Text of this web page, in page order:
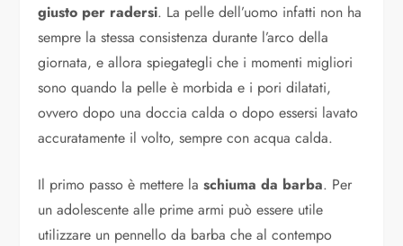
giusto per radersi. La pelle dell’uomo infatti non ha
sempre la stessa consistenza durante l’arco della
giornata, e allora spiegategli che i momenti migliori
sono quando la pelle è morbida e i pori dilatati,
ovvero dopo una doccia calda o dopo essersi lavato
accuratamente il volto, sempre con acqua calda.
Il primo passo è mettere la schiuma da barba. Per
un adolescente alle prime armi può essere utile
utilizzare un pennello da barba che al contempo